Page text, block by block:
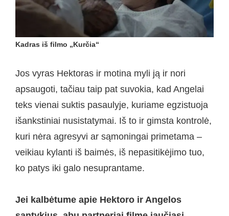
Kadras iš filmo „Kurčia“
Jos vyras Hektoras ir motina myli ją ir nori
apsaugoti, tačiau taip pat suvokia, kad Angelai
teks vienai suktis pasaulyje, kuriame egzistuoja
išankstiniai nusistatymai. Iš to ir gimsta kontrolė,
kuri nėra agresyvi ar sąmoningai primetama –
veikiau kylanti iš baimės, iš nepasitikėjimo tuo,
ko patys iki galo nesuprantame.
Jei kalbėtume apie Hektoro ir Angelos